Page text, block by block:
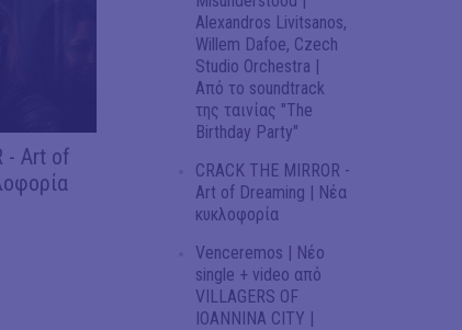
- Art of
Alexandros Livitsanos,
Willem Dafoe, Czech
Studio Orchestra |
Από το soundtrack
της ταινίας "The
Birthday Party"
CRACK THE MIRROR -
Art of Dreaming | Νέα
κυκλοφορία
Venceremos | Νέο
single + video από
VILLAGERS OF
IOANNINA CITY |